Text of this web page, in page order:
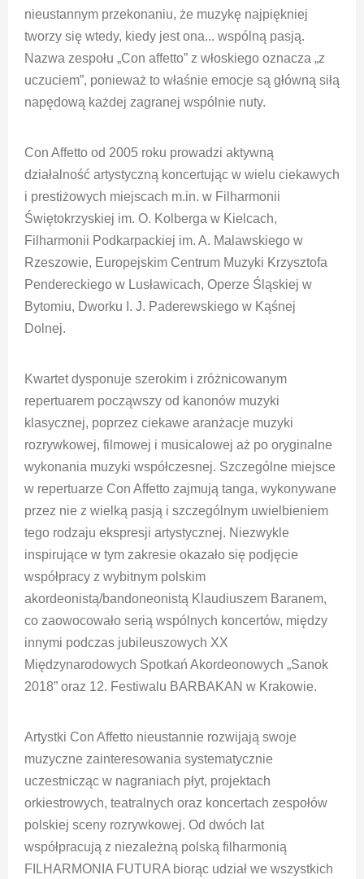
nieustannym przekonaniu, że muzykę najpiękniej
tworzy się wtedy, kiedy jest ona... wspólną pasją.
Nazwa zespołu „Con affetto” z włoskiego oznacza „z
uczuciem”, ponieważ to właśnie emocje są główną siłą
napędową każdej zagranej wspólnie nuty.
Con Affetto od 2005 roku prowadzi aktywną
działalność artystyczną koncertując w wielu ciekawych
i prestiżowych miejscach m.in. w Filharmonii
Świętokrzyskiej im. O. Kolberga w Kielcach,
Filharmonii Podkarpackiej im. A. Malawskiego w
Rzeszowie, Europejskim Centrum Muzyki Krzysztofa
Pendereckiego w Lusławicach, Operze Śląskiej w
Bytomiu, Dworku I. J. Paderewskiego w Kąśnej
Dolnej.
Kwartet dysponuje szerokim i zróżnicowanym
repertuarem począwszy od kanonów muzyki
klasycznej, poprzez ciekawe aranżacje muzyki
rozrywkowej, filmowej i musicalowej aż po oryginalne
wykonania muzyki współczesnej. Szczególne miejsce
w repertuarze Con Affetto zajmują tanga, wykonywane
przez nie z wielką pasją i szczególnym uwielbieniem
tego rodzaju ekspresji artystycznej. Niezwykle
inspirujące w tym zakresie okazało się podjęcie
współpracy z wybitnym polskim
akordeonistą/bandoneonistą Klaudiuszem Baranem,
co zaowocowało serią wspólnych koncertów, między
innymi podczas jubileuszowych XX
Międzynarodowych Spotkań Akordeonowych „Sanok
2018” oraz 12. Festiwalu BARBAKAN w Krakowie.
Artystki Con Affetto nieustannie rozwijają swoje
muzyczne zainteresowania systematycznie
uczestnicząc w nagraniach płyt, projektach
orkiestrowych, teatralnych oraz koncertach zespołów
polskiej sceny rozrywkowej. Od dwóch lat
współpracują z niezależną polską filharmonią
FILHARMONIA FUTURA biorąc udział we wszystkich